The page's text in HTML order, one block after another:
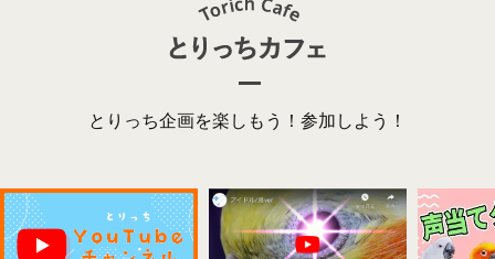
とりっち企画を楽しもう！参加しよう！